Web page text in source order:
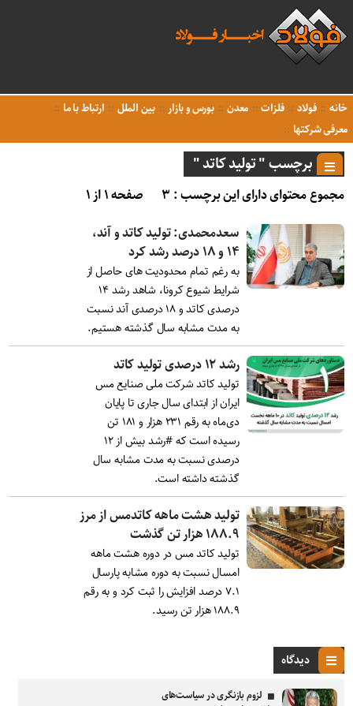
خانه فولاد فلزات معدن بورس و بازار بین الملل
ارتباط با ما
معرفی شرکتها
برچسب " تولید کاتد "
مجموع محتوای دارای این برچسب : ۳
صفحه ۱ از ۱
سعدمحمدی: تولید کاتد و آند،
۱۴ و ۱۸ درصد رشد کرد
به رغم تمام محدودیت های حاصل از
شرایط شیوع کرونا، شاهد رشد ۱۴
درصدی کاتد و ۱۸ درصدی آند نسبت
به مدت مشابه سال گذشته هستیم.
رشد ۱۲ درصدی تولید کاتد
تولید کاتد شرکت ملی صنایع مس
ایران از ابتدای سال جاری تا پایان
دی‌ماه به رقم ۲۳۱ هزار و ۱۸۱ تن
رسیده است که #رشد بیش از ۱۲
درصدی نسبت به مدت مشابه سال
گذشته داشته است.
تولید هشت ماهه کاتدمس از مرز
۱۸۸.۹ هزار تن گذشت
تولید کاتد مس در دوره هشت ماهه
امسال نسبت به دوره مشابه پارسال
۷.۱ درصد افزایش را ثبت کرد و به رقم
۱۸۸.۹ هزار تن رسید.
دیدگاه
لزوم بازنگری در سیاست‌های